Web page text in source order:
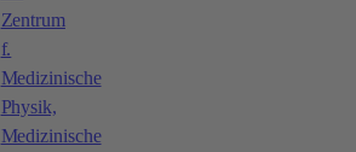
Zentrum
f.
Medizinische
Physik,
Medizinische